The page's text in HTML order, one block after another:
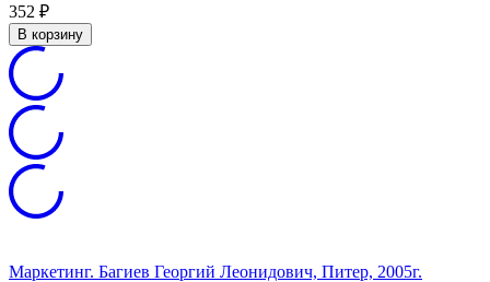
352 ₽
В корзину
Маркетинг. Багиев Георгий Леонидович, Питер, 2005г.